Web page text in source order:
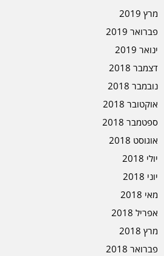
מרץ 2019
פברואר 2019
ינואר 2019
דצמבר 2018
נובמבר 2018
אוקטובר 2018
ספטמבר 2018
אוגוסט 2018
יולי 2018
יוני 2018
מאי 2018
אפריל 2018
מרץ 2018
פברואר 2018